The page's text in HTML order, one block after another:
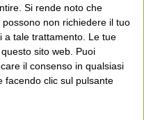
Si rende noto che
non richiedere il tuo
a tale trattamento. Le tue
sito web. Puoi
il consenso in qualsiasi
facendo clic sul pulsante